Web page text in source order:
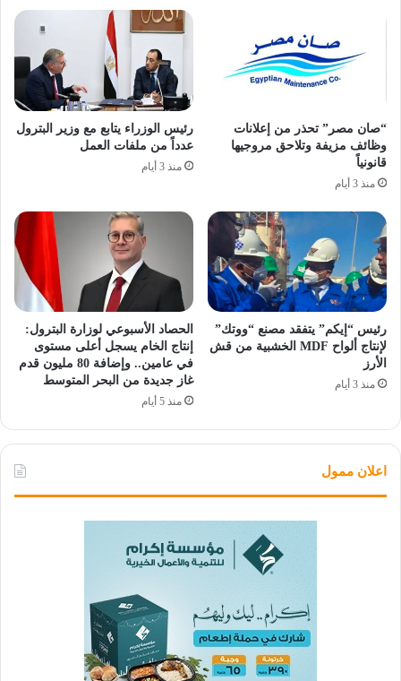
“صان مصر” تحذر من إعلانات
وظائف مزيفة وتلاحق مروجيها
قانونياً
منذ 3 أيام
رئيس الوزراء يتابع مع وزير البترول
عدداً من ملفات العمل
منذ 3 أيام
رئيس “إيكم” يتفقد مصنع “ووتك”
لإنتاج ألواح MDF الخشبية من قش
الأرز
منذ 3 أيام
الحصاد الأسبوعي لوزارة البترول:
إنتاج الخام يسجل أعلى مستوى
في عامين.. وإضافة 80 مليون قدم
غاز جديدة من البحر المتوسط
منذ 5 أيام
اعلان ممول